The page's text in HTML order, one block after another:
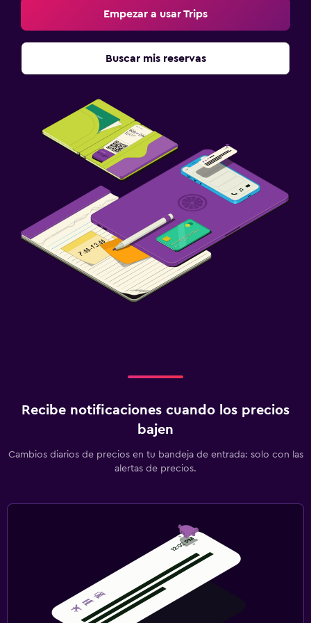
Secador de pelo
Baño privado
Inodoro adaptado
Ducha
Papel higiénico
Servicios y facilidades
Instalaciones para reuniones
Servicio de habitaciones
Mostrador de información turística
Lavandería
Servicio de planchado
Plancha y tabla de planchar
Camas extralargas (+2 m)
Enchufe cerca de la cama
Empezar a usar Trips
Buscar mis reservas
Recibe notificaciones cuando los precios
bajen
Cambios diarios de precios en tu bandeja de entrada: solo con las
alertas de precios.